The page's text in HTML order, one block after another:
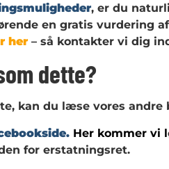
, er du
en gratis vurdering
her – så kontakter vi dig
dette?
kan du læse vores
Her kommer vi l
for erstatningsret.